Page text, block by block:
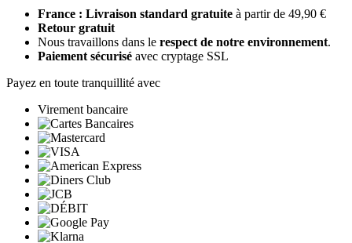
France : Livraison standard gratuite à partir de 49,90 €
Retour gratuit
Nous travaillons dans le respect de notre environnement.
Paiement sécurisé avec cryptage SSL
Payez en toute tranquillité avec
Virement bancaire